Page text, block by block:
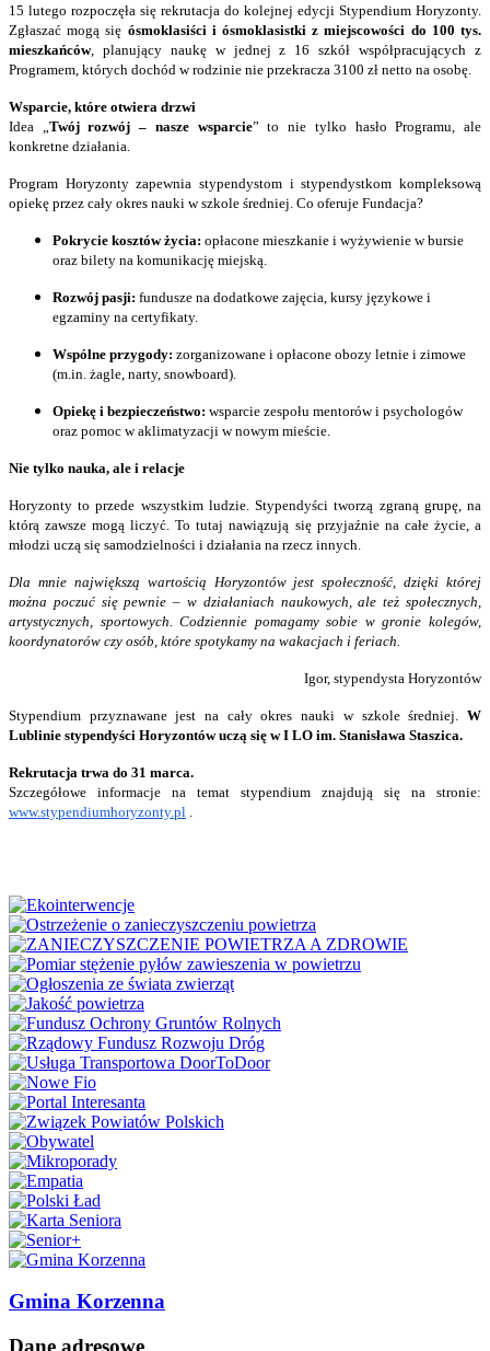
15 lutego rozpoczęła się rekrutacja do kolejnej edycji Stypendium Horyzonty.
Zgłaszać mogą się ósmoklasiści i ósmoklasistki z miejscowości do 100 tys.
mieszkańców, planujący naukę w jednej z 16 szkół współpracujących z
Programem, których dochód w rodzinie nie przekracza 3100 zł netto na osobę.
Wsparcie, które otwiera drzwi
Idea „ Twój rozwój – nasze wsparcie” to nie tylko hasło Programu, ale
konkretne działania.
Program Horyzonty zapewnia stypendystom i stypendystkom kompleksową
opiekę przez cały okres nauki w szkole średniej. Co oferuje Fundacja?
Pokrycie kosztów życia: opłacone mieszkanie i wyżywienie w bursie
oraz bilety na komunikację miejską.
Rozwój pasji: fundusze na dodatkowe zajęcia, kursy językowe i
egzaminy na certyfikaty.
Wspólne przygody: zorganizowane i opłacone obozy letnie i zimowe
(m.in. żagle, narty, snowboard).
Opiekę i bezpieczeństwo: wsparcie zespołu mentorów i psychologów
oraz pomoc w aklimatyzacji w nowym mieście.
Nie tylko nauka, ale i relacje
Horyzonty to przede wszystkim ludzie. Stypendyści tworzą zgraną grupę, na
którą zawsze mogą liczyć. To tutaj nawiązują się przyjaźnie na całe życie, a
młodzi uczą się samodzielności i działania na rzecz innych.
Dla mnie największą wartością Horyzontów jest społeczność, dzięki której
można poczuć się pewnie – w działaniach naukowych, ale też społecznych,
artystycznych, sportowych. Codziennie pomagamy sobie w gronie kolegów,
koordynatorów czy osób, które spotykamy na wakacjach i feriach.
Igor, stypendysta Horyzontów
Stypendium przyznawane jest na cały okres nauki w szkole średniej. W
Lublinie stypendyści Horyzontów uczą się w I LO im. Stanisława Staszica.
Rekrutacja trwa do 31 marca.
Szczegółowe informacje na temat stypendium znajdują się na stronie:
www.stypendiumhoryzonty.pl
Gmina Korzenna
Dane adresowe